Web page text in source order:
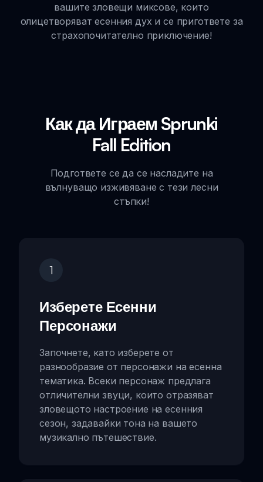
вашите зловещи миксове, които
олицетворяват есенния дух и се пригответе за
страхопочитателно приключение!
Как да Играем Sprunki
Fall Edition
Подгответе се да се насладите на
вълнуващо изживяване с тези лесни
стъпки!
1
Изберете Есенни
Персонажи
Започнете, като изберете от
разнообразие от персонажи на есенна
тематика. Всеки персонаж предлага
отличителни звуци, които отразяват
зловещото настроение на есенния
сезон, задавайки тона на вашето
музикално пътешествие.